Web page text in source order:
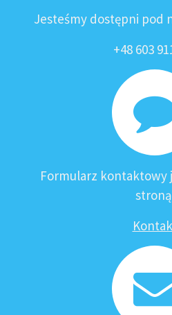
Jesteśmy dostępni pod
+48 603
Formularz kontaktowy